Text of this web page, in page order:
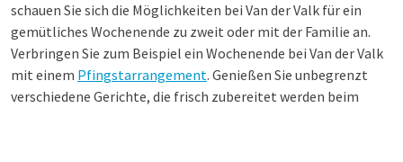
schauen Sie sich die Möglichkeiten bei Van der Valk für ein
gemütliches Wochenende zu zweit oder mit der Familie an.
Verbringen Sie zum Beispiel ein Wochenende bei Van der Valk
mit einem Pfingstarrangement. Genießen Sie unbegrenzt
verschiedene Gerichte, die frisch zubereitet werden beim